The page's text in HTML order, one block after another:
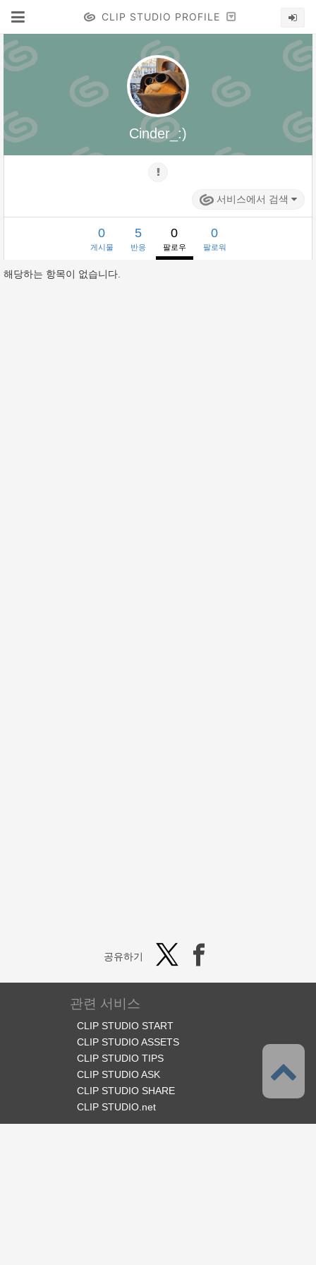
CLIP STUDIO PROFILE
Cinder_:)
서비스에서 검색
0
게시물
5
반응
0
팔로우
0
팔로워
해당하는 항목이 없습니다.
공유하기
관련 서비스
CLIP STUDIO START
CLIP STUDIO ASSETS
CLIP STUDIO TIPS
CLIP STUDIO ASK
CLIP STUDIO SHARE
CLIP STUDIO.net